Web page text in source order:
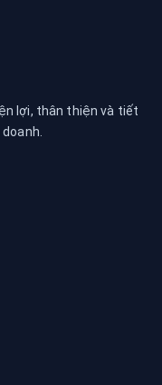
lợi, thân thiện và tiết